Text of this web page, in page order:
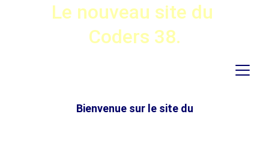
Le nouveau site du
Coders 38.
Bienvenue sur le site du